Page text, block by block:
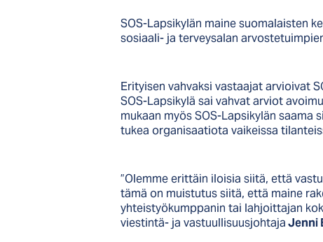
SOS-Lapsikylän maine suomalaisten
sosiaali- ja terveysalan
Erityisen vahvaksi vastaajat arvioivat
SOS-Lapsikylä sai vahvat arviot
mukaan myös SOS-Lapsikylän
tukea organisaatiota vaikeissa
”Olemme erittäin iloisia siitä, että
tämä on muistutus siitä, että maine
yhteistyökumppanin tai lahjoittajan
viestintä- ja vastuullisuusjohtajaJenni